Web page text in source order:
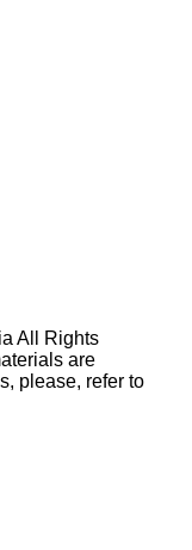
All Rights
are
please, refer to